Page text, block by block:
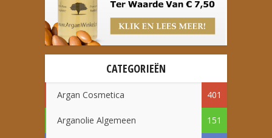
CATEGORIEËN
Argan Cosmetica 401
Arganolie Algemeen 151